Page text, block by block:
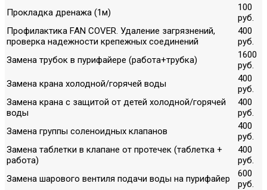
Прокладка дренажа (1м)
100
руб.
Профилактика FAN COVER. Удаление загрязнений,
проверка надежности крепежных соединений
400
руб.
Замена трубок в пурифайере (работа+трубка)
1600
руб.
Замена крана холодной/горячей воды
400
руб.
Замена крана с защитой от детей холодной/горячей
воды
400
руб.
Замена группы соленоидных клапанов
400
руб.
Замена таблетки в клапане от протечек (таблетка +
работа)
400
руб.
Замена шарового вентиля подачи воды на пурифайер
600
руб.